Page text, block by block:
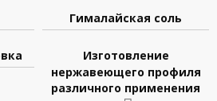
Гималайская соль
Изготовление
нержавеющего профиля
различного применения